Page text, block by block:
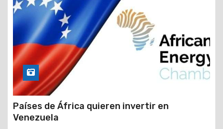
Países de África quieren invertir en
Venezuela